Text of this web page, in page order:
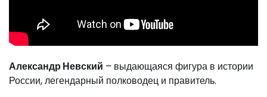
Александр Невский – выдающаяся фигура в истории
России, легендарный полководец и правитель.